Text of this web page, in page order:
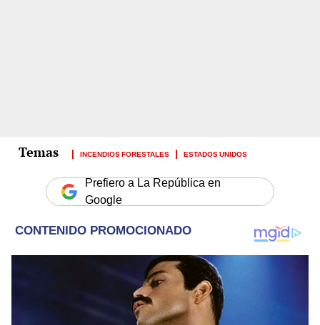
INCENDIOS FORESTALES ESTADOS UNIDOS
Prefiero a La República en
Google